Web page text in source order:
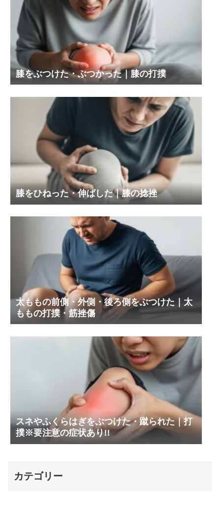
膝をぶつけた・ぶつかった｜膝の打撲
膝をひねった・伸ばした｜膝の捻挫
太ももの前側・外側・後ろ側をぶつけた｜太
ももの打撲・筋挫傷
スネやふくらはぎをぶつけた・蹴られた｜打
撲※要注意の症状あり!!
カテゴリー